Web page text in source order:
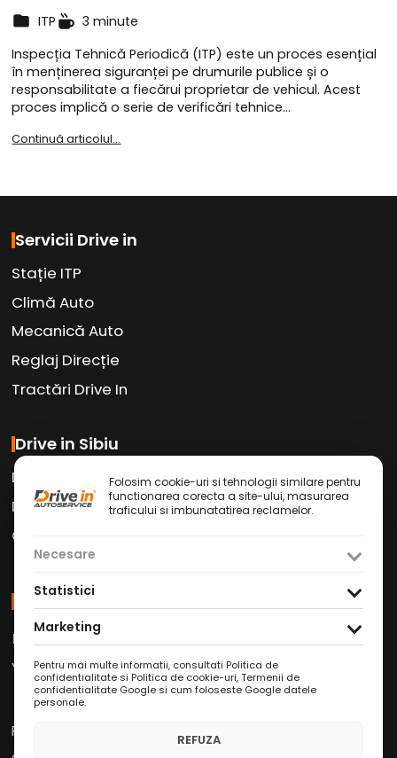
ITP
3 minute
Inspecția Tehnică Periodică (ITP) este un proces esențial
în menținerea siguranței pe drumurile publice și o
responsabilitate a fiecărui proprietar de vehicul. Acest
proces implică o serie de verificări tehnice…
Continuă articolul...
Servicii Drive in
Stație ITP
Climă Auto
Mecanică Auto
Reglaj Direcție
Tractări Drive In
Drive in Sibiu
Drive in Car Wash
Drive in Cafe
Contact
Social Media
Facebook Instagram
Youtube/WhatsApp/LinkedIn
Politica de Confidențialitate
Folosim cookie-uri si tehnologii similare pentru
functionarea corecta a site-ului, masurarea
traficului si imbunatatirea reclamelor.
Necesare
Statistici
Marketing
Pentru mai multe informatii, consultati Politica de
confidentialitate si Politica de cookie-uri,Termenii de
confidentialitate Google si cum foloseste Google datele
personale.
REFUZA